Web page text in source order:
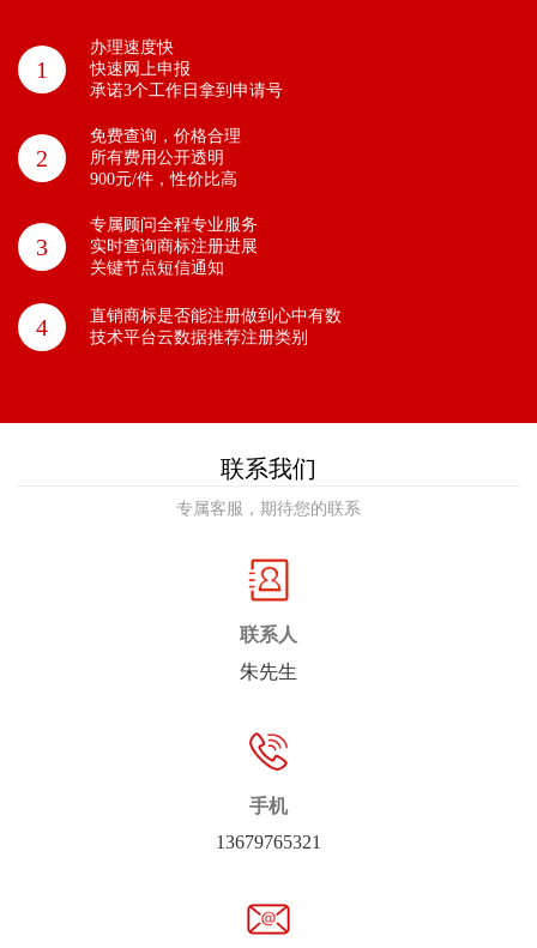
1
办理速度快
快速网上申报
承诺3个工作日拿到申请号
2
免费查询，价格合理
所有费用公开透明
900元/件，性价比高
3
专属顾问全程专业服务
实时查询商标注册进展
关键节点短信通知
4
直销商标是否能注册做到心中有数
技术平台云数据推荐注册类别
联系我们
专属客服，期待您的联系
联系人
朱先生
手机
13679765321